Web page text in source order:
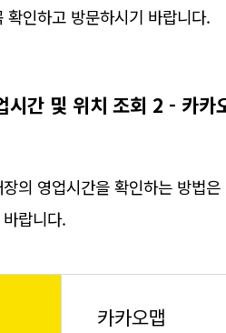
확인하고 방문하시기 바랍니다.
시간 및 위치 조회 2 - 카카
의 영업시간을 확인하는 방법
랍니다.
카카오맵